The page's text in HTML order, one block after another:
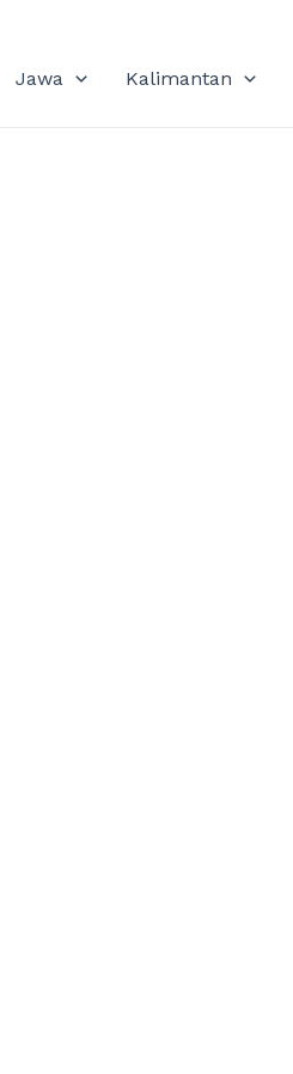
Jawa Kalimantan